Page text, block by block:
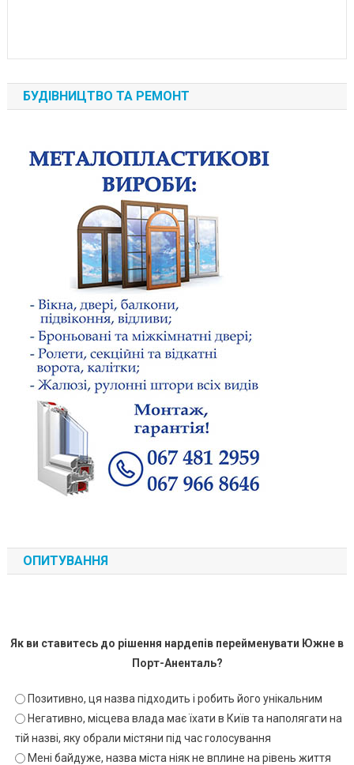
БУДІВНИЦТВО ТА РЕМОНТ
ОПИТУВАННЯ
Як ви ставитесь до рішення нардепів перейменувати Южне в
Порт-Аненталь?
Позитивно, ця назва підходить і робить його унікальним
Негативно, місцева влада має їхати в Київ та наполягати на
тій назві, яку обрали містяни під час голосування
Мені байдуже, назва міста ніяк не вплине на рівень життя